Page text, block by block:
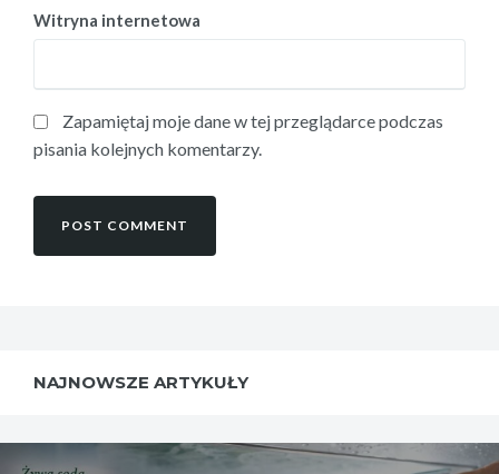
Witryna internetowa
Zapamiętaj moje dane w tej przeglądarce podczas
pisania kolejnych komentarzy.
NAJNOWSZE ARTYKUŁY